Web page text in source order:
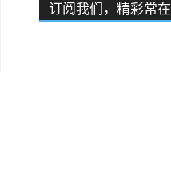
订阅我们，精彩常在